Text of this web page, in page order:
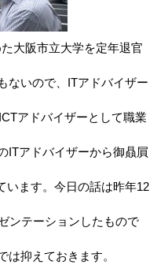
大阪市立大学を定年退官
ないので、ITアドバイザー
アドバイザーとして職業
ITアドバイザーから御贔屓
います。今日の話は昨年12
ンテーションしたもので
は抑えておきます。